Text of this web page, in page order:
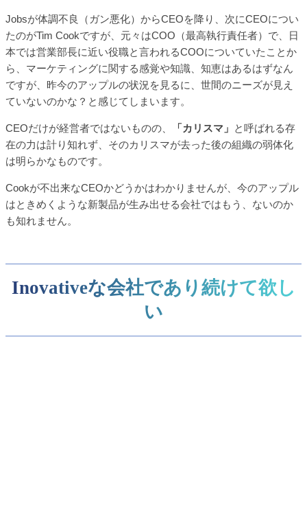
Jobsが体調不良（ガン悪化）からCEOを降り、次にCEOについ
たのがTim Cookですが、元々はCOO（最高執行責任者）で、日
本では営業部長に近い役職と言われるCOOについていたことか
ら、マーケティングに関する感覚や知識、知恵はあるはずなん
ですが、昨今のアップルの状況を見るに、世間のニーズが見え
ていないのかな？と感じてしまいます。
CEOだけが経営者ではないものの、 「カリスマ」 と呼ばれる存
在の力は計り知れず、そのカリスマが去った後の組織の弱体化
は明らかなものです。
Cookが不出来なCEOかどうかはわかりませんが、今のアップル
はときめくような新製品が生み出せる会社ではもう、ないのか
も知れません。
Inovativeな会社であり続けて欲し
い